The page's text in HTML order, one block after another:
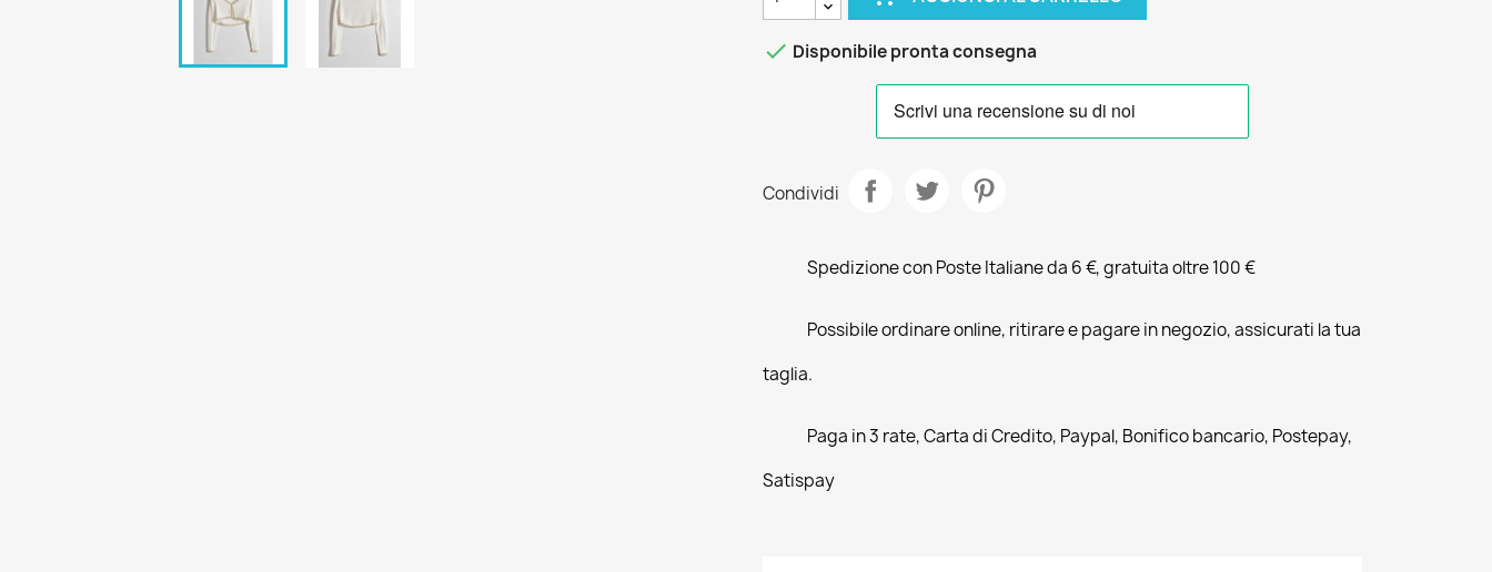
 Disponibile pronta consegna
Condividi
Spedizione con Poste Italiane da 6 €, gratuita oltre 100 €
Possibile ordinare online, ritirare e pagare in negozio, assicurati la tua
taglia.
Paga in 3 rate, Carta di Credito, Paypal, Bonifico bancario, Postepay,
Satispay